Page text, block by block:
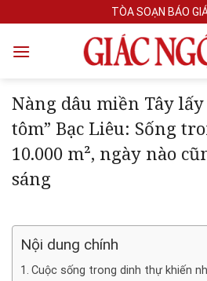
to
content
TÒA SOẠN BÁO
Nàng dâu miền Tây
tôm” Bạc Liêu: Sống
10.000 m², ngày nào
sáng
Nội dung chính
Cuộc sống trong dinh thự khiến